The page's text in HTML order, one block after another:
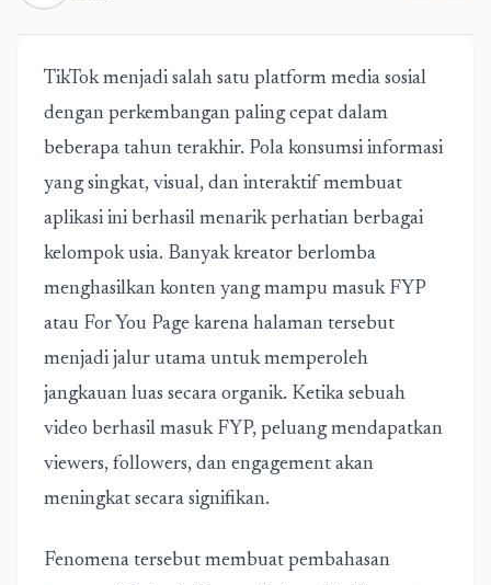
TikTok menjadi salah satu platform media sosial
dengan perkembangan paling cepat dalam
beberapa tahun terakhir. Pola konsumsi informasi
yang singkat, visual, dan interaktif membuat
aplikasi ini berhasil menarik perhatian berbagai
kelompok usia. Banyak kreator berlomba
menghasilkan konten yang mampu masuk FYP
atau For You Page karena halaman tersebut
menjadi jalur utama untuk memperoleh
jangkauan luas secara organik. Ketika sebuah
video berhasil masuk FYP, peluang mendapatkan
viewers, followers, dan engagement akan
meningkat secara signifikan.
Fenomena tersebut membuat pembahasan